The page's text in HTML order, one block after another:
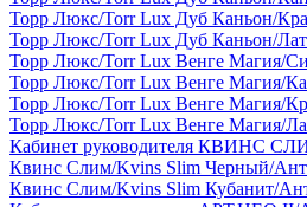
Торр Люкс/Torr Lux Дуб Каньон/
Торр Люкс/Torr Lux Дуб Каньон/
Торр Люкс/Torr Lux Венге Магия/
Торр Люкс/Torr Lux Венге Магия/
Торр Люкс/Torr Lux Венге Магия/
Торр Люкс/Torr Lux Венге Магия/
Кабинет руководителя КВИНС
Квинс Слим/Kvins Slim Черный/
Квинс Слим/Kvins Slim Кубанит/